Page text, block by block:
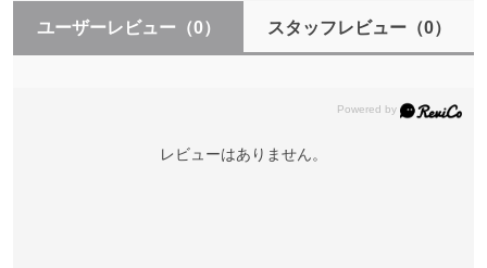
ユーザーレビュー （0） スタッフレビュー（0）
レビューはありません。